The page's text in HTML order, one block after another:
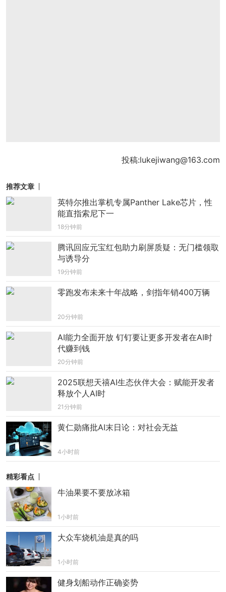
投稿:lukejiwang@163.com
推荐文章
英特尔推出掌机专属Panther Lake芯片，性
能直指索尼下一
18分钟前
腾讯回应元宝红包助力刷屏质疑：无门槛领取
与诱导分
19分钟前
零跑发布未来十年战略，剑指年销400万辆
20分钟前
AI能力全面开放 钉钉要让更多开发者在AI时
代赚到钱
20分钟前
2025联想天禧AI生态伙伴大会：赋能开发者
释放个人AI时
21分钟前
黄仁勋痛批AI末日论：对社会无益
4小时前
精彩看点
牛油果要不要放冰箱
1小时前
大众车烧机油是真的吗
1小时前
健身划船动作正确姿势